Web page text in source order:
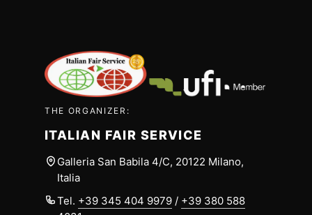
THE ORGANIZER:
ITALIAN FAIR SERVICE
Galleria San Babila 4/C, 20122 Milano,
Italia
Tel. +39 345 404 9979 / +39 380 588